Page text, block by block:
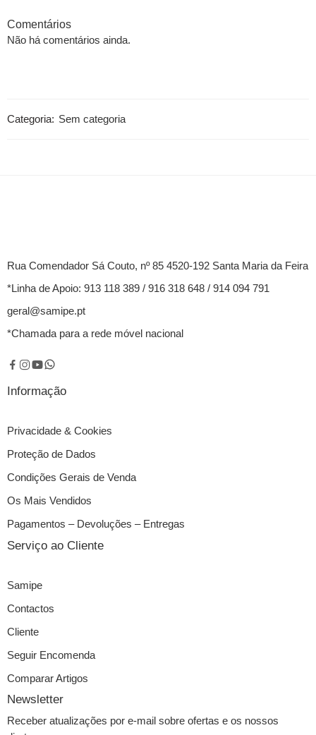
Comentários
Não há comentários ainda.
Categoria: Sem categoria
Rua Comendador Sá Couto, nº 85 4520-192 Santa Maria da Feira
*Linha de Apoio: 913 118 389 / 916 318 648 / 914 094 791
geral@samipe.pt
*Chamada para a rede móvel nacional
Informação
Privacidade & Cookies
Proteção de Dados
Condições Gerais de Venda
Os Mais Vendidos
Pagamentos – Devoluções – Entregas
Serviço ao Cliente
Samipe
Contactos
Cliente
Seguir Encomenda
Comparar Artigos
Newsletter
Receber atualizações por e-mail sobre ofertas e os nossos